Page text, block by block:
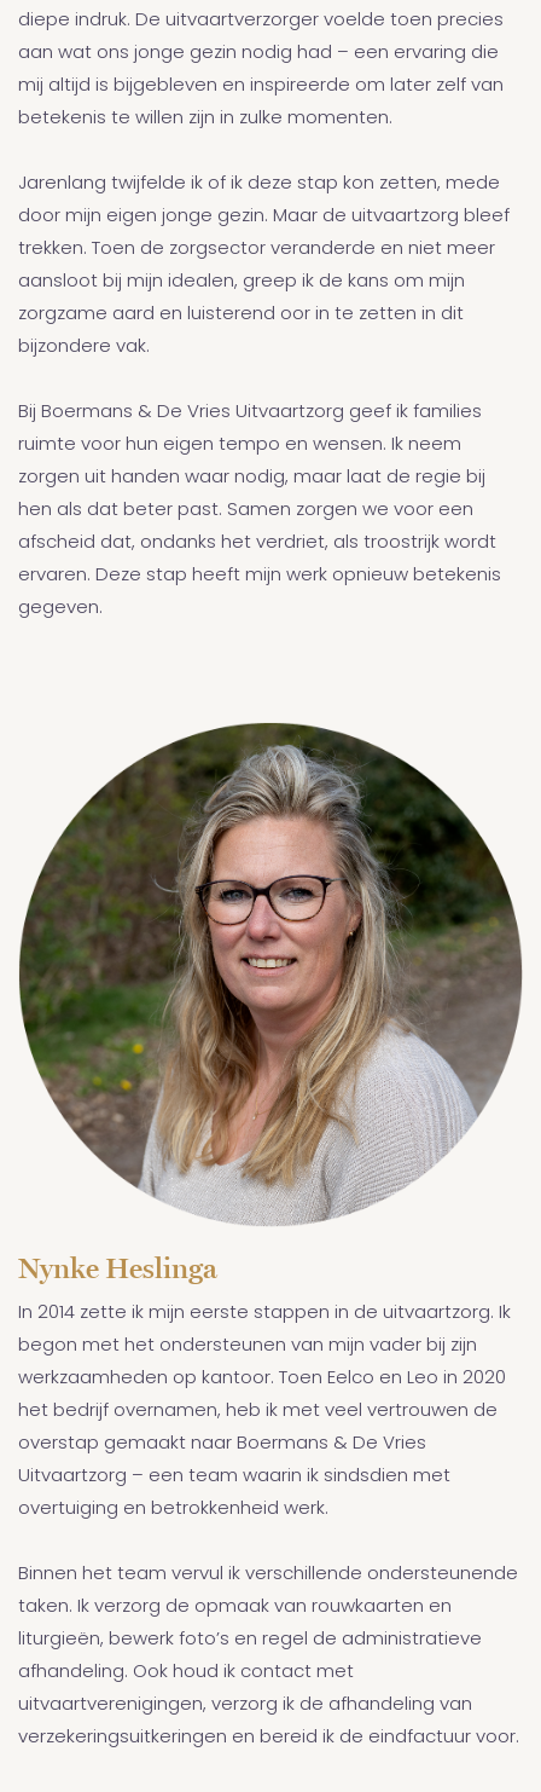
diepe indruk. De uitvaartverzorger voelde toen precies
aan wat ons jonge gezin nodig had – een ervaring die
mij altijd is bijgebleven en inspireerde om later zelf van
betekenis te willen zijn in zulke momenten.
Jarenlang twijfelde ik of ik deze stap kon zetten, mede
door mijn eigen jonge gezin. Maar de uitvaartzorg bleef
trekken. Toen de zorgsector veranderde en niet meer
aansloot bij mijn idealen, greep ik de kans om mijn
zorgzame aard en luisterend oor in te zetten in dit
bijzondere vak.
Bij Boermans & De Vries Uitvaartzorg geef ik families
ruimte voor hun eigen tempo en wensen. Ik neem
zorgen uit handen waar nodig, maar laat de regie bij
hen als dat beter past. Samen zorgen we voor een
afscheid dat, ondanks het verdriet, als troostrijk wordt
ervaren. Deze stap heeft mijn werk opnieuw betekenis
gegeven.
Nynke Heslinga
In 2014 zette ik mijn eerste stappen in de uitvaartzorg. Ik
begon met het ondersteunen van mijn vader bij zijn
werkzaamheden op kantoor. Toen Eelco en Leo in 2020
het bedrijf overnamen, heb ik met veel vertrouwen de
overstap gemaakt naar Boermans & De Vries
Uitvaartzorg – een team waarin ik sindsdien met
overtuiging en betrokkenheid werk.
Binnen het team vervul ik verschillende ondersteunende
taken. Ik verzorg de opmaak van rouwkaarten en
liturgieën, bewerk foto’s en regel de administratieve
afhandeling. Ook houd ik contact met
uitvaartverenigingen, verzorg ik de afhandeling van
verzekeringsuitkeringen en bereid ik de eindfactuur voor.